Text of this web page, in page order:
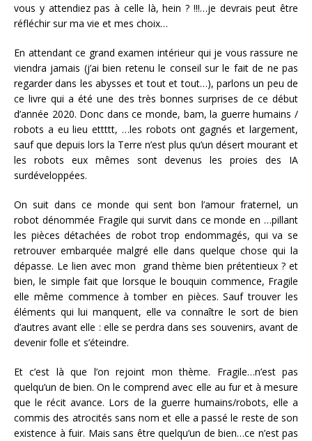
vous y attendiez pas à celle là, hein ? !!!…je devrais peut être
réfléchir sur ma vie et mes choix…
En attendant ce grand examen intérieur qui je vous rassure ne
viendra jamais (j’ai bien retenu le conseil sur le fait de ne pas
regarder dans les abysses et tout et tout…), parlons un peu de
ce livre qui a été une des très bonnes surprises de ce début
d’année 2020. Donc dans ce monde, bam, la guerre humains /
robots a eu lieu ettttt, …les robots ont gagnés et largement,
sauf que depuis lors la Terre n’est plus qu’un désert mourant et
les robots eux mêmes sont devenus les proies des IA
surdéveloppées.
On suit dans ce monde qui sent bon l’amour fraternel, un
robot dénommée Fragile qui survit dans ce monde en …pillant
les pièces détachées de robot trop endommagés, qui va se
retrouver embarquée malgré elle dans quelque chose qui la
dépasse. Le lien avec mon grand thème bien prétentieux ? et
bien, le simple fait que lorsque le bouquin commence, Fragile
elle même commence à tomber en pièces. Sauf trouver les
éléments qui lui manquent, elle va connaître le sort de bien
d’autres avant elle : elle se perdra dans ses souvenirs, avant de
devenir folle et s’éteindre.
Et c’est là que l’on rejoint mon thème. Fragile…n’est pas
quelqu’un de bien. On le comprend avec elle au fur et à mesure
que le récit avance. Lors de la guerre humains/robots, elle a
commis des atrocités sans nom et elle a passé le reste de son
existence à fuir. Mais sans être quelqu’un de bien…ce n’est pas